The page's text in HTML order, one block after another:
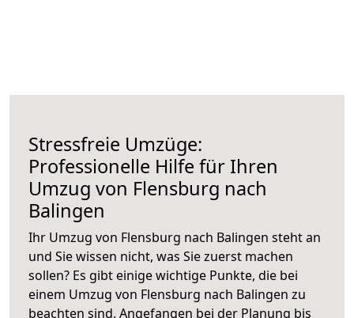
Stressfreie Umzüge:
Professionelle Hilfe für Ihren
Umzug von Flensburg nach
Balingen
Ihr Umzug von Flensburg nach Balingen steht an
und Sie wissen nicht, was Sie zuerst machen
sollen? Es gibt einige wichtige Punkte, die bei
einem Umzug von Flensburg nach Balingen zu
beachten sind. Angefangen bei der Planung bis